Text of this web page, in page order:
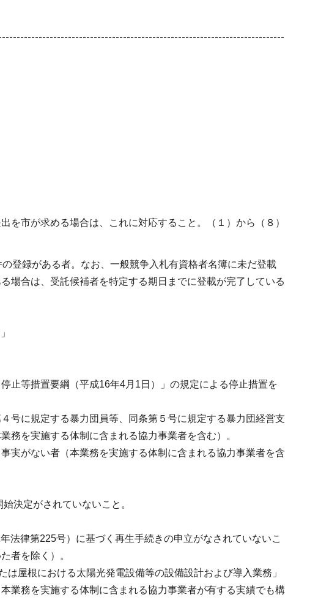
市が求める場合は、これに対応すること。（１）から（８）
登録がある者。なお、一般競争入札有資格者名簿に未だ登載
場合は、受託候補者を特定する期日までに登載が完了している
止等措置要綱（平成16年4月1日）」の規定による停止措置を
号に規定する暴力団員等、同条第５号に規定する暴力団経営支
務を実施する体制に含まれる協力事業者を含む）。
実がない者（本業務を実施する体制に含まれる協力事業者を含
決定がされていないこと。
法律第225号）に基づく再生手続きの申立がなされていないこ
者を除く）。
屋根における太陽光発電設備等の設備設計および導入業務」
業務を実施する体制に含まれる協力事業者が有する実績でも構